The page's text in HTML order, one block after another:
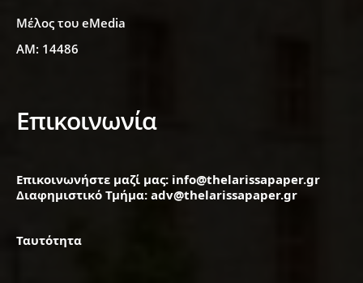
Μέλος του eMedia
ΑΜ: 14486
Επικοινωνία
Επικοινωνήστε μαζί μας: info@thelarissapaper.gr
Διαφημιστικό Τμήμα: adv@thelarissapaper.gr
Ταυτότητα